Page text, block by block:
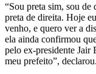
“Sou preta sim, sou
preta de direita. Hoje
venho, e quero ver a
ela ainda confirmou
pelo ex-presidente Jair
meu prefeito”, declarou.